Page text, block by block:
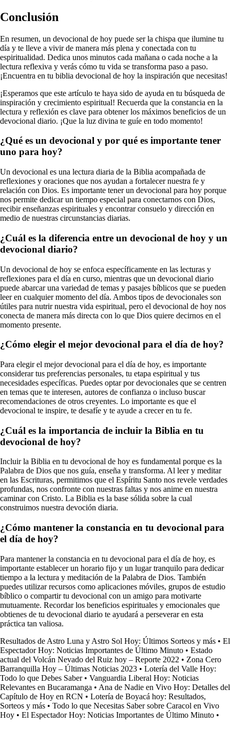
Conclusión
En resumen, un devocional de hoy puede ser la chispa que ilumine tu
día y te lleve a vivir de manera más plena y conectada con tu
espiritualidad. Dedica unos minutos cada mañana o cada noche a la
lectura reflexiva y verás cómo tu vida se transforma paso a paso.
¡Encuentra en tu biblia devocional de hoy la inspiración que necesitas!
¡Esperamos que este artículo te haya sido de ayuda en tu búsqueda de
inspiración y crecimiento espiritual! Recuerda que la constancia en la
lectura y reflexión es clave para obtener los máximos beneficios de un
devocional diario. ¡Que la luz divina te guíe en todo momento!
¿Qué es un devocional y por qué es importante tener
uno para hoy?
Un devocional es una lectura diaria de la Biblia acompañada de
reflexiones y oraciones que nos ayudan a fortalecer nuestra fe y
relación con Dios. Es importante tener un devocional para hoy porque
nos permite dedicar un tiempo especial para conectarnos con Dios,
recibir enseñanzas espirituales y encontrar consuelo y dirección en
medio de nuestras circunstancias diarias.
¿Cuál es la diferencia entre un devocional de hoy y un
devocional diario?
Un devocional de hoy se enfoca específicamente en las lecturas y
reflexiones para el día en curso, mientras que un devocional diario
puede abarcar una variedad de temas y pasajes bíblicos que se pueden
leer en cualquier momento del día. Ambos tipos de devocionales son
útiles para nutrir nuestra vida espiritual, pero el devocional de hoy nos
conecta de manera más directa con lo que Dios quiere decirnos en el
momento presente.
¿Cómo elegir el mejor devocional para el día de hoy?
Para elegir el mejor devocional para el día de hoy, es importante
considerar tus preferencias personales, tu etapa espiritual y tus
necesidades específicas. Puedes optar por devocionales que se centren
en temas que te interesen, autores de confianza o incluso buscar
recomendaciones de otros creyentes. Lo importante es que el
devocional te inspire, te desafíe y te ayude a crecer en tu fe.
¿Cuál es la importancia de incluir la Biblia en tu
devocional de hoy?
Incluir la Biblia en tu devocional de hoy es fundamental porque es la
Palabra de Dios que nos guía, enseña y transforma. Al leer y meditar
en las Escrituras, permitimos que el Espíritu Santo nos revele verdades
profundas, nos confronte con nuestras faltas y nos anime en nuestra
caminar con Cristo. La Biblia es la base sólida sobre la cual
construimos nuestra devoción diaria.
¿Cómo mantener la constancia en tu devocional para
el día de hoy?
Para mantener la constancia en tu devocional para el día de hoy, es
importante establecer un horario fijo y un lugar tranquilo para dedicar
tiempo a la lectura y meditación de la Palabra de Dios. También
puedes utilizar recursos como aplicaciones móviles, grupos de estudio
bíblico o compartir tu devocional con un amigo para motivarte
mutuamente. Recordar los beneficios espirituales y emocionales que
obtienes de tu devocional diario te ayudará a perseverar en esta
práctica tan valiosa.
Resultados de Astro Luna y Astro Sol Hoy: Últimos Sorteos y más • El
Espectador Hoy: Noticias Importantes de Último Minuto • Estado
actual del Volcán Nevado del Ruiz hoy – Reporte 2022 • Zona Cero
Barranquilla Hoy – Últimas Noticias 2023 • Lotería del Valle Hoy:
Todo lo que Debes Saber• Vanguardia Liberal Hoy: Noticias
Relevantes en Bucaramanga • Ana de Nadie en Vivo Hoy: Detalles del
Capítulo de Hoy en RCN • Lotería de Boyacá hoy: Resultados,
Sorteos y más • Todo lo que Necesitas Saber sobre Caracol en Vivo
Hoy • El Espectador Hoy: Noticias Importantes de Último Minuto •